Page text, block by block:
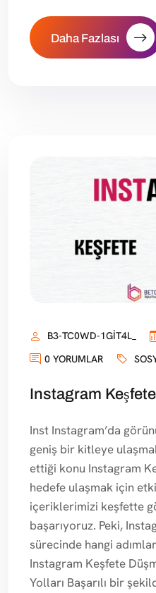
Daha Fazlası
B3-TC0WD-1GIT4L_
0 YORUMLAR
Instagram
Inst Instagram’da
geniş bir kitleye
ettiği konu Instagram
hedefe ulaşmak için
içeriklerimizi keşfette
başarıyoruz. Peki,
sürecinde hangi
Instagram Keşfete
Yolları Başarılı bir